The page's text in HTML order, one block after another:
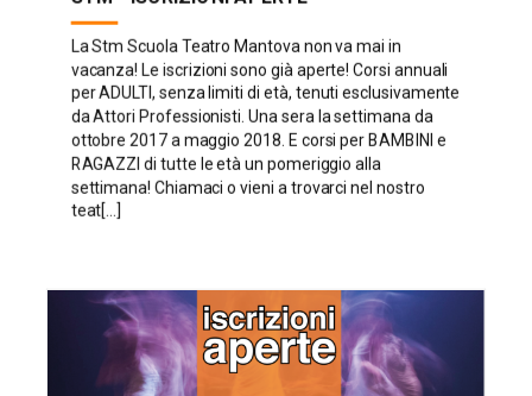
La Stm Scuola Teatro Mantova non va mai in
vacanza! Le iscrizioni sono già aperte! Corsi annuali
per ADULTI, senza limiti di età, tenuti esclusivamente
da Attori Professionisti. Una sera la settimana da
ottobre 2017 a maggio 2018. E corsi per BAMBINI e
RAGAZZI di tutte le età un pomeriggio alla
settimana! Chiamaci o vieni a trovarci nel nostro
teat[...]